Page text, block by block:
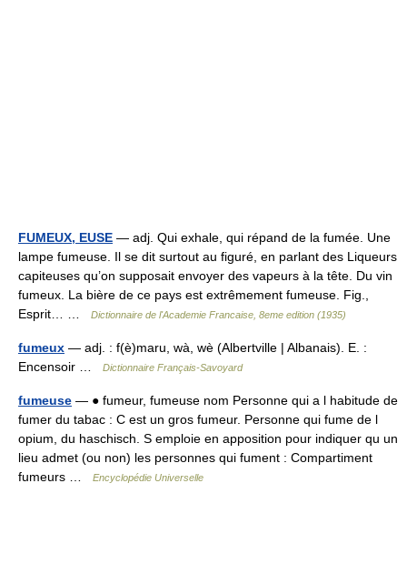
FUMEUX, EUSE — adj. Qui exhale, qui répand de la fumée. Une
lampe fumeuse. Il se dit surtout au figuré, en parlant des Liqueurs
capiteuses qu’on supposait envoyer des vapeurs à la tête. Du vin
fumeux. La bière de ce pays est extrêmement fumeuse. Fig.,
Esprit… …
Dictionnaire de l'Academie Francaise, 8eme edition (1935)
fumeux — adj. : f(è)maru, wà, wè (Albertville | Albanais). E. :
Encensoir …
Dictionnaire Français-Savoyard
fumeuse — ● fumeur, fumeuse nom Personne qui a l habitude de
fumer du tabac : C est un gros fumeur. Personne qui fume de l
opium, du haschisch. S emploie en apposition pour indiquer qu un
lieu admet (ou non) les personnes qui fument : Compartiment
fumeurs …
Encyclopédie Universelle